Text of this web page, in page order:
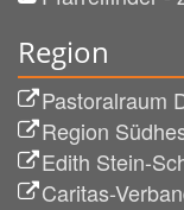
Region
Pastoralraum
Region
Edith Stein-
Caritas-